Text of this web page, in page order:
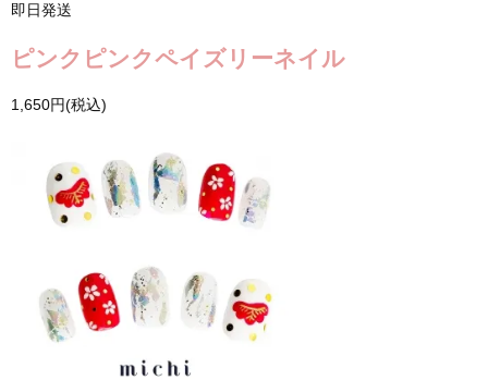
即日発送
ピンクピンクペイズリーネイル
1,650円(税込)